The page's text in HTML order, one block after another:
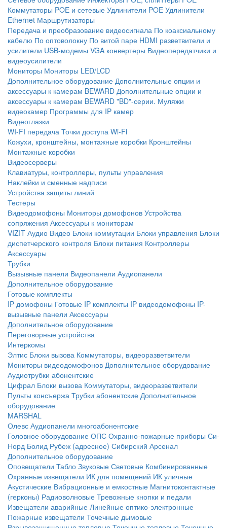
Коммутаторы POE и сетевые Удлинители POE Удлинители
Ethernet Маршрутизаторы
Передача и преобразование видеосигнала По коаксиальному
кабелю По оптоволокну По витой паре HDMI разветвители и
усилители USB-модемы VGA конвертеры Видеопередатчики и
видеоусилители
Мониторы Мониторы LED/LCD
Дополнительное оборудование Дополнительные опции и
аксессуары к камерам BEWARD Дополнительные опции и
аксессуары к камерам BEWARD "BD"-серии. Муляжи
видеокамер Программы для IP камер
Видеоглазки
WI-FI передача Точки доступа Wi-Fi
Кожухи, кронштейны, монтажные коробки Кронштейны
Монтажные коробки
Видеосерверы
Клавиатуры, контроллеры, пульты управления
Наклейки и сменные надписи
Устройства защиты линий
Тестеры
Видеодомофоны Мониторы домофонов Устройства
сопряжения Аксессуары к мониторам
VIZIT Аудио Видео Блоки коммутации Блоки управления Блоки
диспетчерского контроля Блоки питания Контроллеры
Аксессуары
Трубки
Вызывные панели Видеопанели Аудиопанели
Дополнительное оборудование
Готовые комплекты
IP домофоны Готовые IP комплекты IP видеодомофоны IP-
вызывные панели Аксессуары
Дополнительное оборудование
Переговорные устройства
Интеркомы
Элтис Блоки вызова Коммутаторы, видеоразветвители
Мониторы видеодомофонов Дополнительное оборудование
Аудиотрубки абонентские
Цифрал Блоки вызова Коммутаторы, видеоразветвители
Пульты консъержа Трубки абонентские Дополнительное
оборудование
MARSHAL
Олевс Аудиопанели многоабонентские
Головное оборудование ОПС Охранно-пожарные приборы Си-
Норд Болид Рубеж (адресное) Сибирский Арсенал
Дополнительное оборудование
Оповещатели Табло Звуковые Световые Комбинированные
Охранные извещатели ИК для помещений ИК уличные
Акустические Вибрационные и емкостные Магнитоконтактные
(герконы) Радиоволновые Тревожные кнопки и педали
Извещатели аварийные Линейные оптико-электронные
Пожарные извещатели Точечные дымовые